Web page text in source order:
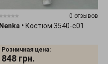
0 отзывов
Nenka • Костюм 3540-c01
Розничная цена:
848 грн.